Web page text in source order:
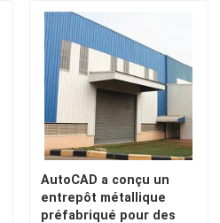
AutoCAD a conçu un
entrepôt métallique
préfabriqué pour des